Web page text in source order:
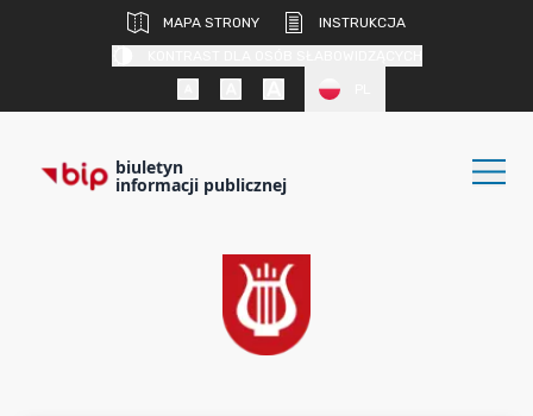
MAPA STRONY
INSTRUKCJA
biuletyn
informacji publicznej